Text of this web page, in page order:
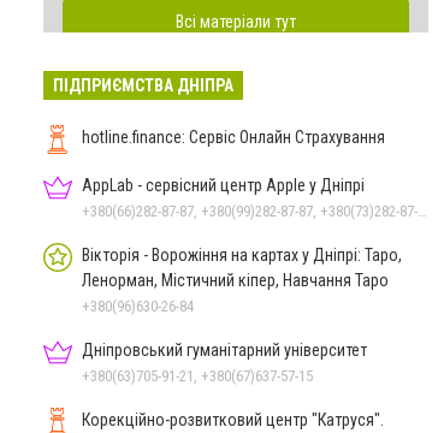
Всі матеріали тут
ПІДПРИЄМСТВА ДНІПРА
hotline.finance: Сервіс Онлайн Страхування
AppLab - сервісний центр Apple у Дніпрі
Вікторія - Ворожіння на картах у Дніпрі: Таро,
Ленорман, Містичний кіпер, Навчання Таро
+380(96)630-26-84
Дніпровський гуманітарний університет
+380(63)705-91-21, +380(67)637-57-15
Корекційно-розвитковий центр "Катруся".